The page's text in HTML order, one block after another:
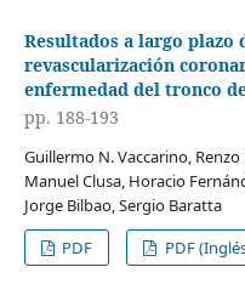
Resultados a largo plazo
revascularización
enfermedad del tronco
pp. 188-193
Guillermo N. Vaccarino,
Manuel Clusa, Horacio
Jorge Bilbao, Sergio Baratta
PDF
PDF